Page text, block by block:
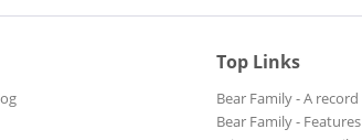
Top Links
Bear Family - A
Bear Family - Features